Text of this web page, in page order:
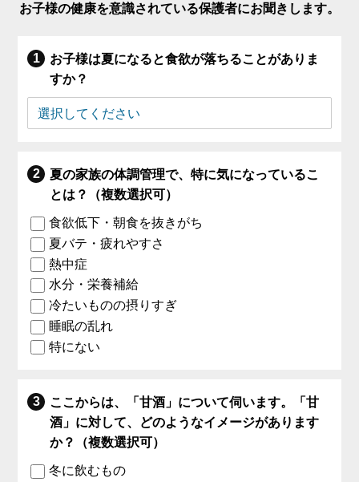
お子様の健康を意識されている保護者にお聞きします。
お子様は夏になると食欲が落ちることがありま
すか？
夏の家族の体調管理で、特に気になっているこ
とは？（複数選択可）
食欲低下・朝食を抜きがち
夏バテ・疲れやすさ
熱中症
水分・栄養補給
冷たいものの摂りすぎ
睡眠の乱れ
特にない
ここからは、「甘酒」について伺います。「甘
酒」に対して、どのようなイメージがあります
か？（複数選択可）
冬に飲むもの